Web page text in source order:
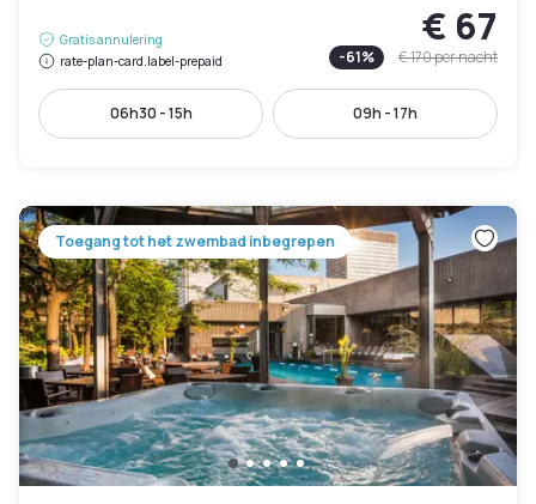
Gratis annulering
rate-plan-card.label-prepaid
€ 67
-61% € 170per nacht
06h30 - 15h 09h - 17h
Toegang tot het zwembad inbegrepen